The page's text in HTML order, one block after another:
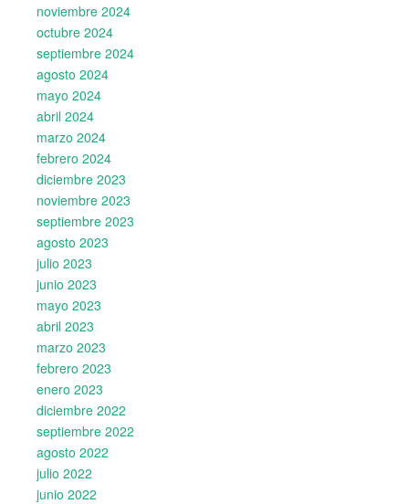
noviembre 2024
octubre 2024
septiembre 2024
agosto 2024
mayo 2024
abril 2024
marzo 2024
febrero 2024
diciembre 2023
noviembre 2023
septiembre 2023
agosto 2023
julio 2023
junio 2023
mayo 2023
abril 2023
marzo 2023
febrero 2023
enero 2023
diciembre 2022
septiembre 2022
agosto 2022
julio 2022
junio 2022